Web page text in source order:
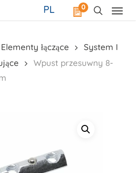
0
PL
Elementy łączące
System I
Wpust przesuwny 8-